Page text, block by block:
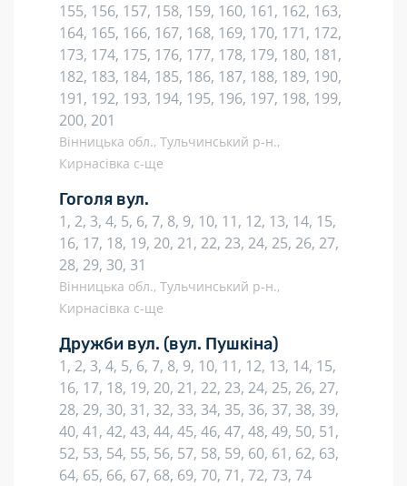
155, 156, 157, 158, 159, 160, 161, 162, 163,
164, 165, 166, 167, 168, 169, 170, 171, 172,
173, 174, 175, 176, 177, 178, 179, 180, 181,
182, 183, 184, 185, 186, 187, 188, 189, 190,
191, 192, 193, 194, 195, 196, 197, 198, 199,
200, 201
Вінницька обл., Тульчинський р-н.,
Кирнасівка с-ще
Гоголя вул.
1, 2, 3, 4, 5, 6, 7, 8, 9, 10, 11, 12, 13, 14, 15,
16, 17, 18, 19, 20, 21, 22, 23, 24, 25, 26, 27,
28, 29, 30, 31
Вінницька обл., Тульчинський р-н.,
Кирнасівка с-ще
Дружби вул. (вул. Пушкіна)
1, 2, 3, 4, 5, 6, 7, 8, 9, 10, 11, 12, 13, 14, 15,
16, 17, 18, 19, 20, 21, 22, 23, 24, 25, 26, 27,
28, 29, 30, 31, 32, 33, 34, 35, 36, 37, 38, 39,
40, 41, 42, 43, 44, 45, 46, 47, 48, 49, 50, 51,
52, 53, 54, 55, 56, 57, 58, 59, 60, 61, 62, 63,
64, 65, 66, 67, 68, 69, 70, 71, 72, 73, 74